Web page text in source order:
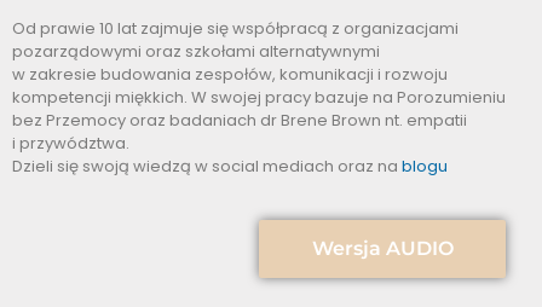
Od prawie 10 lat zajmuje się współpracą z organizacjami
pozarządowymi oraz szkołami alternatywnymi
w zakresie budowania zespołów, komunikacji i rozwoju
kompetencji miękkich. W swojej pracy bazuje na Porozumieniu
bez Przemocy oraz badaniach dr Brene Brown nt. empatii
i przywództwa.
Dzieli się swoją wiedzą w social mediach oraz na blogu
Wersja AUDIO